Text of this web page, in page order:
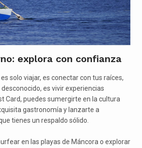
explora con confianza
solo viajar, es conectar con tus raíces,
es vivir experiencias
Card, puedes sumergirte en la cultura
gastronomía y lanzarte a
tienes un respaldo sólido.
en las playas de Máncora o explorar